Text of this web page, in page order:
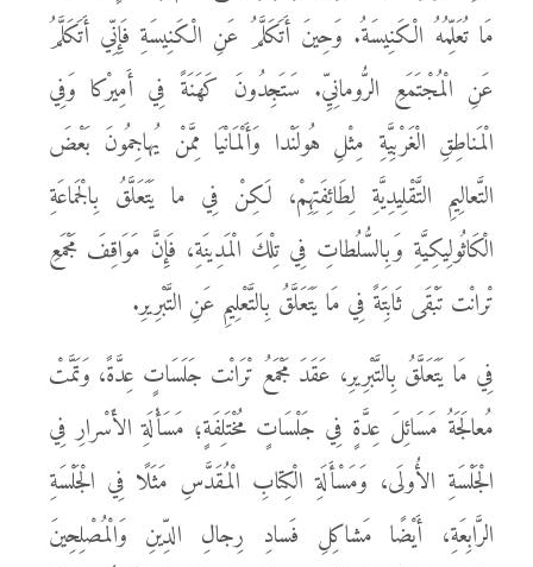
مَا تُعَلِّمُهُ الْكَنِيسَةُ. وَحِينَ أَتَكَلَّمُ عَنِ الْكَنِيسَةِ فَإِنِّي أَتَكَلَّمُ
عَنِ الْمُجْتَمَعِ الرُّومانِيِّ. سَتَجِدُونَ كَهَنَةً فِي أَمِيرْكا وَفِي
الْمَناطِقِ الْغَرْبِيَّةِ مِثْلِ هُولَنْدا وَأَلْمَانْيَا مِمَّنْ يُهاجِمُونَ بَعْضَ
التَّعالِيمِ التَّقْلِيدِيَّةِ لِطَائِفَتِهِمْ، لَكِنْ فِي ما يَتَعَلَّقُ بِالْجَماعَةِ
الْكَاثُولِيكِيَّةِ وَبِالسُّلُطاتِ فِي تِلْكَ الْمَدِينَةِ، فَإِنَّ مَوَاقِفَ مَجْمَعِ
تْرانْت تَبْقَى ثَابِتَةً فِي مَا يَتَعَلَّقُ بِالتَّعْلِيمِ عَنِ التَّبْرِيرِ.
فِي مَا يَتَعَلَّقُ بِالتَّبْرِيرِ، عَقَدَ مَجْمَعُ تْرَانْت جَلَسَاتٍ عِدَّةً، وَتَمَّتْ
مُعالَجَةُ مَسَائِلَ عِدَّةٍ فِي جَلْسَاتٍ مُخْتَلِفَةٍ؛ مَسَأْلَةِ الأَسْرارِ فِي
الْجَلْسَةِ الأُولَى، وَمَسْأَلَةِ الْكِتابِ الْمُقَدَّسِ مَثَلًا فِي الْجَلْسَةِ
الرَّابِعَةِ، أَيْضًا مَشاكِلِ فَسادِ رِجالِ الدِّينِ وَالْمُصْلِحِينَ